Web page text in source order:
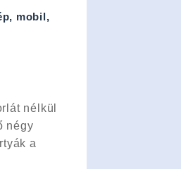
mobil,
nélkül
négy
a